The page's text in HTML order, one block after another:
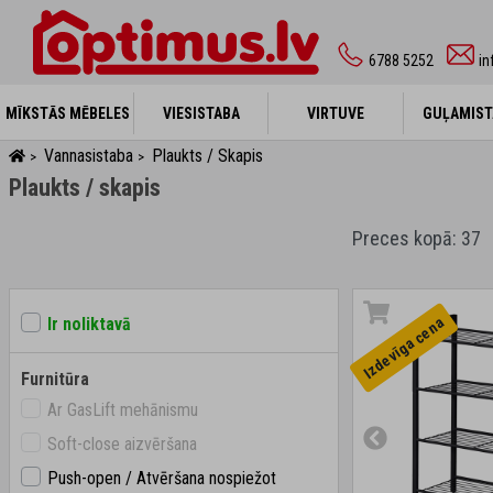
6788 5252
MĪKSTĀS MĒBELES VIESISTABA VIRTUVE
MĪKSTĀS MĒBELES VIESISTABA VIRTUVE
> Vannasistaba > Plaukts / Skapis
Plaukts / skapis
Ir noliktavā
Furnitūra
Ar GasLift mehānismu
Soft-close aizvēršana
Push-open / Atvēršana nospiežot
Preces kopā: 37
Izdevīga cena